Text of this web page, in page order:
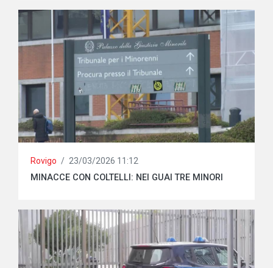
Rovigo / 23/03/2026 11:12
MINACCE CON COLTELLI: NEI GUAI TRE MINORI